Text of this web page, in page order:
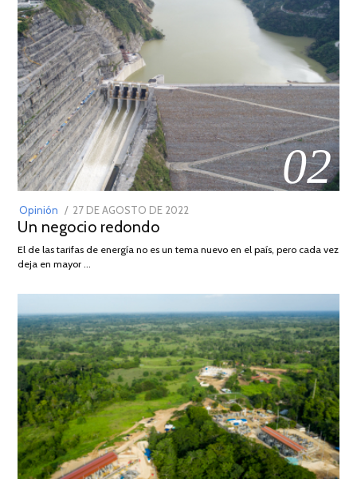
02
Opinión
POSTED
ON
27 DE AGOSTO DE 2022
Un negocio redondo
El de las tarifas de energía no es un tema nuevo en el país, pero cada vez
deja en mayor …